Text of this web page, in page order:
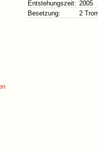
Entstehungszeit: 2005
Besetzung:
2